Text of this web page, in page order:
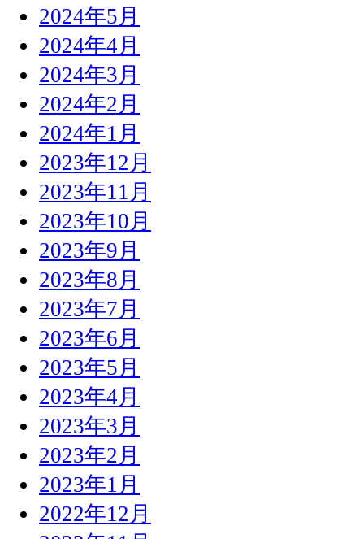
2024年5月
2024年4月
2024年3月
2024年2月
2024年1月
2023年12月
2023年11月
2023年10月
2023年9月
2023年8月
2023年7月
2023年6月
2023年5月
2023年4月
2023年3月
2023年2月
2023年1月
2022年12月